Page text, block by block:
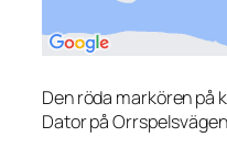
Den röda markören på
Dator på